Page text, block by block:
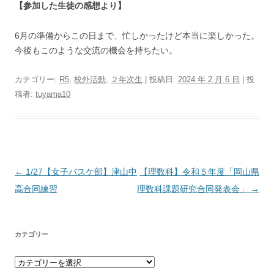
【参加した生徒の感想より】
6月の準備からこの日まで、忙しかったけど本当に楽しかった。
今後もこのような交流の機会を持ちたい。
カテゴリー: R5, 校外活動, ２年次生 | 投稿日: 2024 年 2 月 6 日
投
稿者: tuyama10
投稿ナビゲーション
← 1/27【女子バスケ部】津山中
高合同練習
【理数科】令和５年度「岡山県
理数科課題研究合同発表会」
→
カテゴリー
カテゴリー